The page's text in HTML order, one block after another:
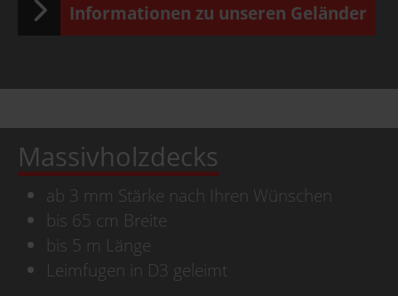
Informationen zu unseren Geländer
Massivholzdecks
ab 3 mm Stärke nach Ihren Wünschen
bis 65 cm Breite
bis 5 m Länge
Leimfugen in D3 geleimt